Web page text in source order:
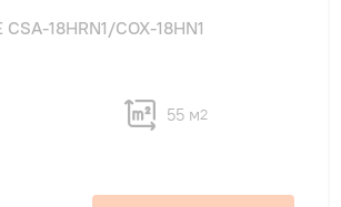
CSA-18HRN1/COX-18HN1
55 м2